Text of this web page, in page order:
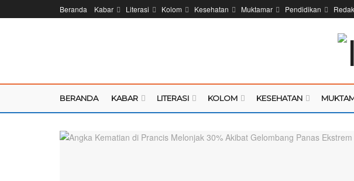
Beranda Kabar Literasi Kolom Kesehatan Muktamar Pendidikan
BERANDA KABAR LITERASI KOLOM KESEHATAN